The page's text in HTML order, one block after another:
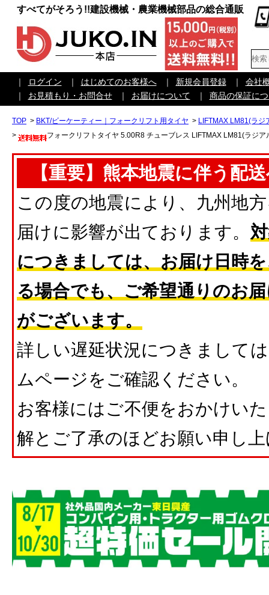
すべてがそろう!!建設機械・農業機械部品の総合通販
｜ ログイン ｜ はじめてのお客様へ ｜ 新規会員登録 ｜
会社
｜
お見積もり・お問合せ ｜ お届けについて ｜ 商品の保証に
TOP > BKT/ビーケーティー｜フォークリフト用タイヤ > LIFTMAX LM81(ラジ
>
フォークリフトタイヤ 5.00R8 チューブレス LIFTMAX LM81(ラジ
【重要】熊本地震に伴う配
この度の地震により、九州地
届けに影響が出ております。
につきましては、お届け日時
る場合でも、ご希望通りのお
がございます。
詳しい遅延状況につきまして
ムページをご確認ください。
お客様にはご不便をおかけい
解とご了承のほどお願い申し